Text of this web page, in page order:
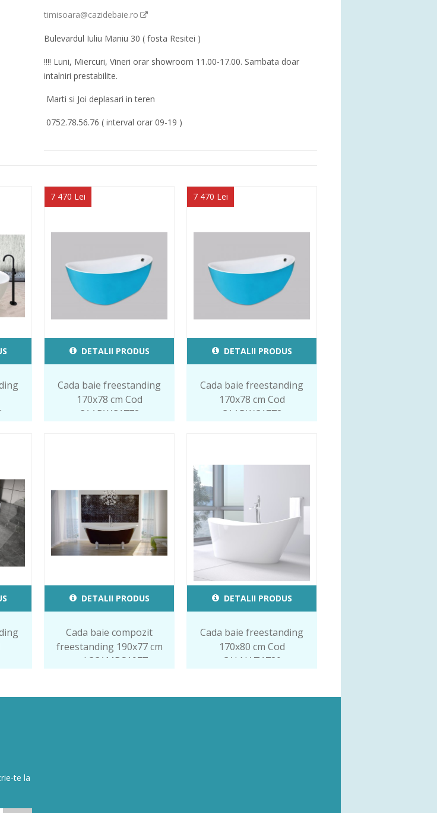
timisoara@cazidebaie.ro
Bulevardul Iuliu Maniu 30 ( fosta Resitei )
!!!! Luni, Miercuri, Vineri orar showroom 11.00-17.00. Sambata doar
intalniri prestabilite.
Marti si Joi deplasari in teren
0752.78.56.76 ( interval orar 09-19 )
7 470 Lei
DETALII PRODUS
Cada baie freestanding
170x78 cm Cod
CAABWC1778
7 470 Lei
DETALII PRODUS
Cada baie freestanding
170x78 cm Cod
CAABWC1778
DETALII PRODUS
Cada baie compozit
freestanding 190x77 cm
cod.CCAMBS1977
DETALII PRODUS
Cada baie freestanding
170x80 cm Cod
CALNAT1780
te la